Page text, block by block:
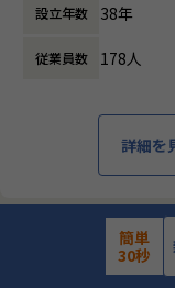
験やスキルに応じて
・お客様との折衝・
ム化の提案やソリュ
・システム導入・開
ンバーとして業務に
トの全体を俯瞰し、
・問い合わせ対応・
★特徴★
・「テ
・文
い技術
設立年数 38年
従業員数 178人
詳細を
三井金属ユアソフ
簡単
30秒